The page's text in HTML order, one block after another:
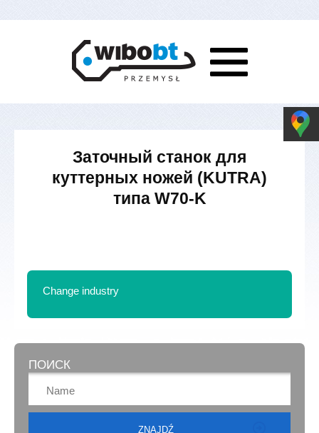
Заточный станок для
куттерных ножей (KUTRA)
типа W70-K
Change industry
ПОИСК